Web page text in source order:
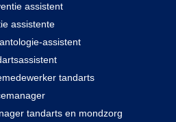
assistent
assistente
assistent
tandarts
tandarts en mondzorg